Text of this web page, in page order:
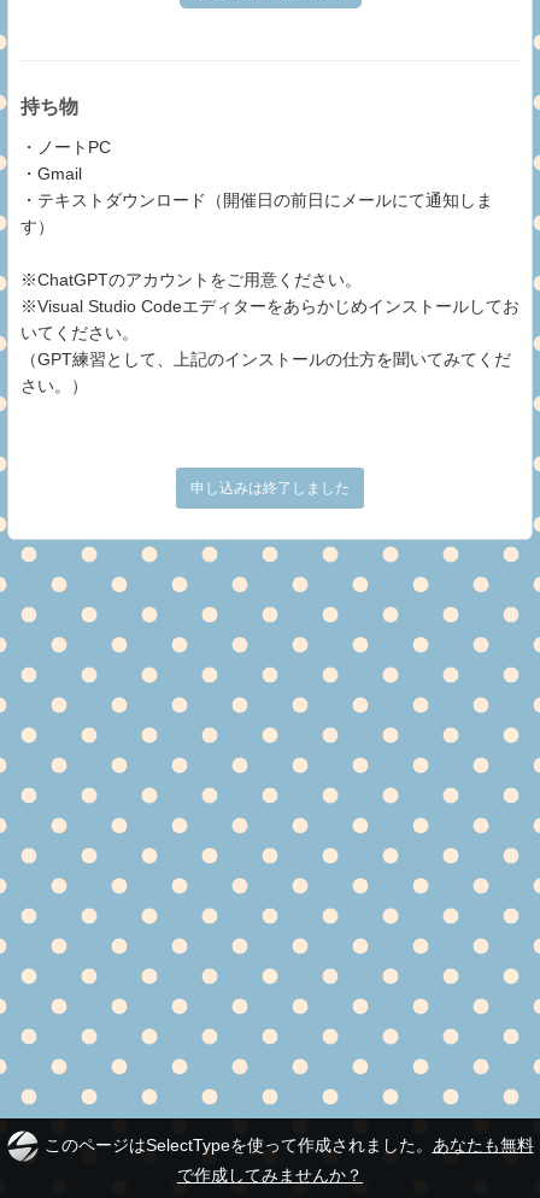
持ち物
・ノートPC
・Gmail
・テキストダウンロード（開催日の前日にメールにて通知しま
す）
※ChatGPTのアカウントをご用意ください。
※Visual Studio Codeエディターをあらかじめインストールしてお
いてください。
（GPT練習として、上記のインストールの仕方を聞いてみてくだ
さい。）
申し込みは終了しました
このページはSelectTypeを使って作成されました。 あなたも無料
で作成してみませんか？